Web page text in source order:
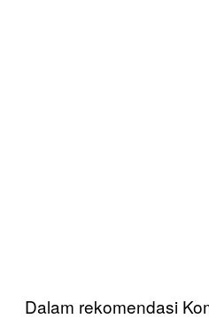
Dalam rekomendasi